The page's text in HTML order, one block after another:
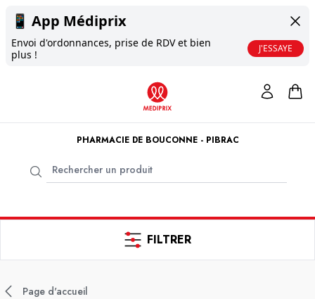
📱 App Médiprix
Envoi d'ordonnances, prise de RDV et bien
plus !
J'ESSAYE
PHARMACIE DE BOUCONNE - PIBRAC
FILTRER
Page d'accueil